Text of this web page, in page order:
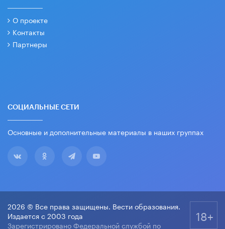
О проекте
Контакты
Партнеры
СОЦИАЛЬНЫЕ СЕТИ
Основные и дополнительные материалы в наших группах
2026 © Все права защищены. Вести образования.
Издается с 2003 года
Зарегистрировано Федеральной службой по
18+